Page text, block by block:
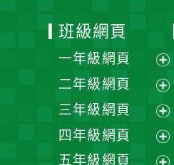
班級網頁
一年級網頁
展
開
選
單
二年級網頁
展
開
選
三年級網頁
展
四年級網頁
展
五年級網頁